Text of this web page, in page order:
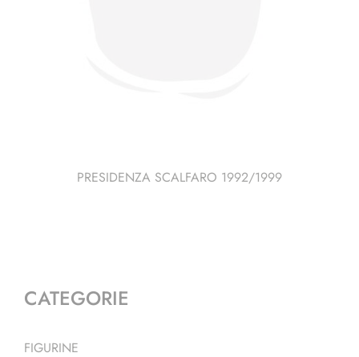
PRESIDENZA SCALFARO 1992/1999
CATEGORIE
FIGURINE